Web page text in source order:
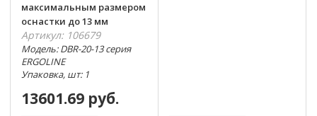
максимальным размером
оснастки до 13 мм
Артикул: 106679
Модель: DBR-20-13 серия
ERGOLINE
Упаковка, шт: 1
13601.69 руб.